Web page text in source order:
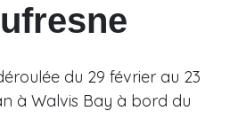
du 29 février au 23
à Walvis Bay à bord du